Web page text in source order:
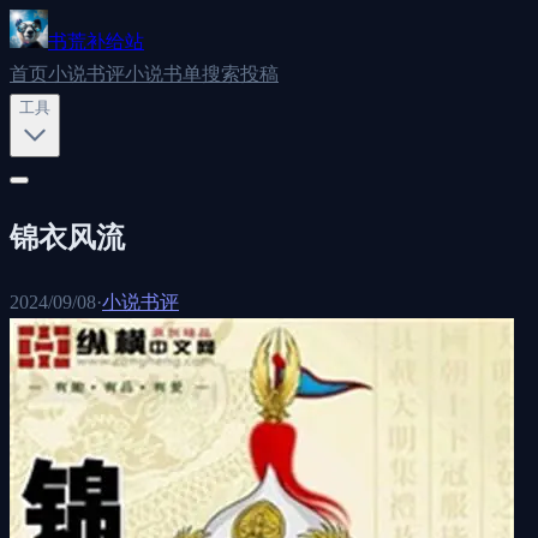
书荒补给站
首页小说书评小说书单搜索投稿
工具
锦衣风流
2024/09/08·小说书评